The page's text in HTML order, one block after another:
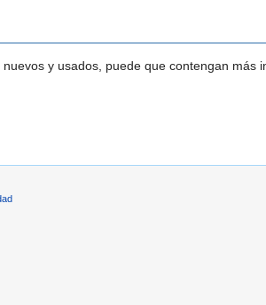
y usados, puede que contengan más